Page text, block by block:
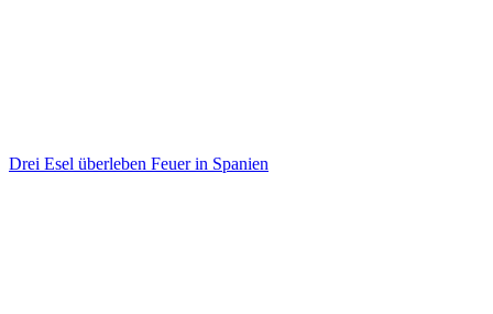
Drei Esel überleben Feuer in Spanien